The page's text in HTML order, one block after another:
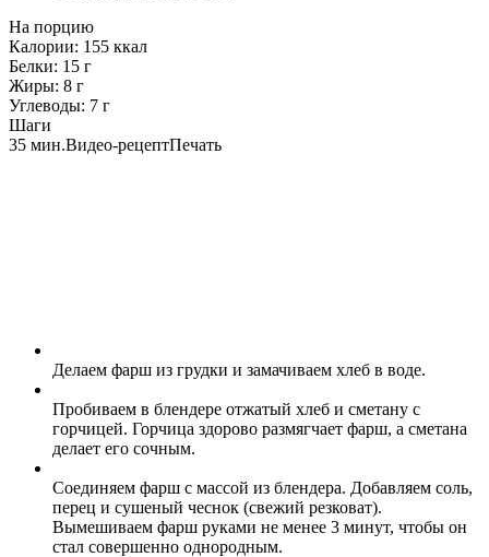
На порцию
Калории: 155 ккал
Белки: 15 г
Жиры: 8 г
Углеводы: 7 г
Шаги
35 мин.Видео-рецептПечать
Делаем фарш из грудки и замачиваем хлеб в воде.
Пробиваем в блендере отжатый хлеб и сметану с
горчицей. Горчица здорово размягчает фарш, а сметана
делает его сочным.
Соединяем фарш с массой из блендера. Добавляем соль,
перец и сушеный чеснок (свежий резковат).
Вымешиваем фарш руками не менее 3 минут, чтобы он
стал совершенно однородным.